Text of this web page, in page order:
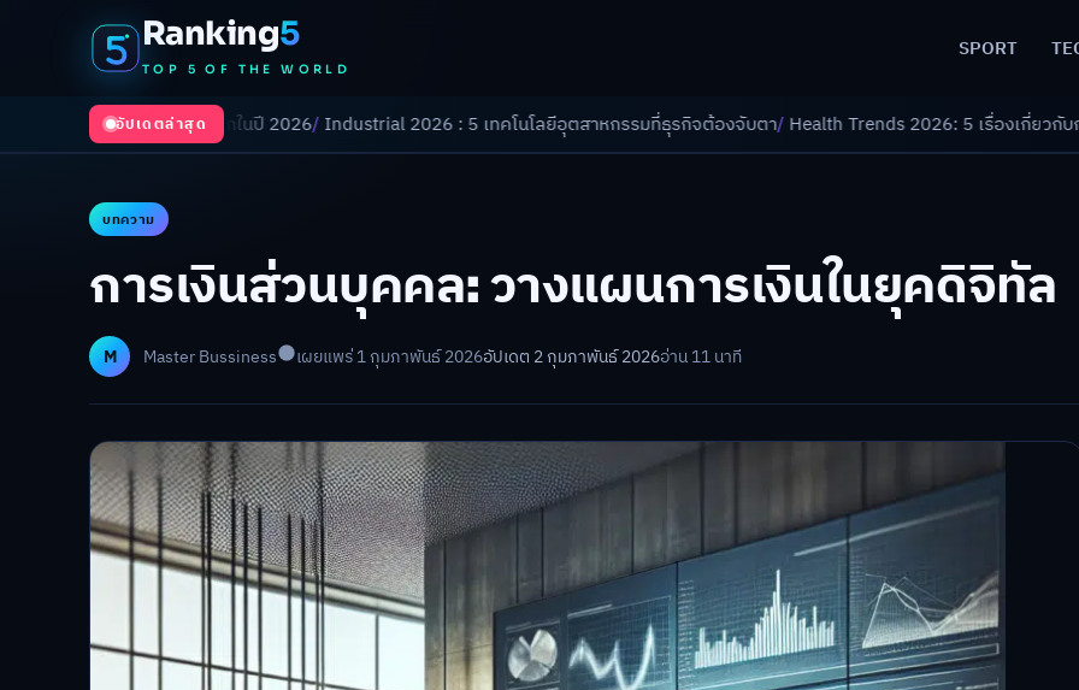
Ranking5
TOP 5 OF THE WORLD
SPORT
อัปเดตล่าสุด
ลี่ยนโลกในปี 2026/Industrial 2026 : 5 เทคโนโลยีอุตสาหกรรมที่ธุรกิจต้องจับตา/Health Trends 2026: 5 เรื่องเกี่ยวกับการแพทย์ที่ควรรู้/ดอ
บทความ
การเงินส่วนบุคคล: วางแผนการเงินในยุคดิจิทัล
M Master Bussiness เผยแพร่ 1 กุมภาพันธ์ 2026อัปเดต 2 กุมภาพันธ์ 2026อ่าน 11 นาที